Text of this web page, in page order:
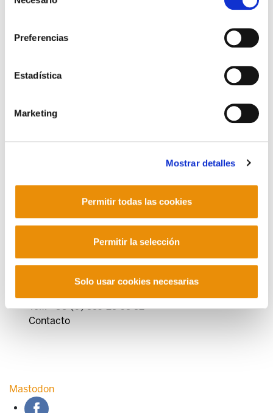
Preferencias
Estadística
Marketing
Mostrar detalles
Permitir todas las cookies
Permitir la selección
Solo usar cookies necesarias
Entrevista al Secretari general de ELA, Adolfo
reforma laboral hecha y la que viene, la actitud de
económicos, lo insaciable de la patronal, la
POLÍTICA DE PRIVACIDAD
MAPA DEL SITIO
ACCESIBILIDAD
Manu Robles-Arangiz Institutua Fundazioa
Barrainkua 13 - 48009 Bilbo -
Telf. +34 94 403 77 99
Telf. +33 (0) 559 25 65 52
Contacto
Mastodon